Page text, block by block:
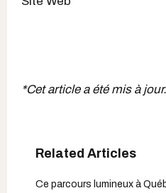
*Cet article a été mis à jour.
Ce parcours lumineux à